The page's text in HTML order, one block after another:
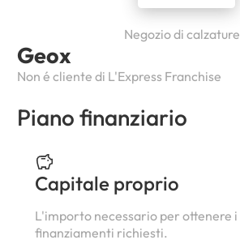
Geox
Non é cliente di L'Express Franchise
Negozio di calzature
Piano finanziario
Capitale proprio
L'importo necessario per ottenere i
finanziamenti richiesti.